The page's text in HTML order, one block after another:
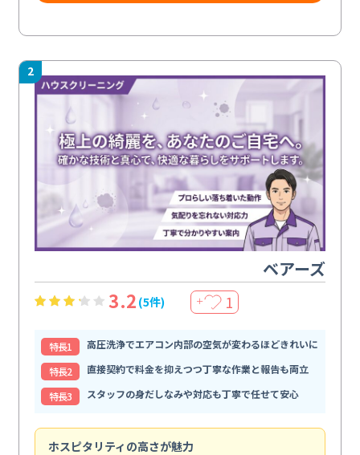
2
ベアーズ
3.2 (5件) ＋ 1
特⻑1
高圧洗浄でエアコン内部の空気が変わるほどきれいに
特⻑2
直接契約で料金を抑えつつ丁寧な作業と報告も両立
特⻑3
スタッフの身だしなみや対応も丁寧で任せて安心
ホスピタリティの高さが魅力